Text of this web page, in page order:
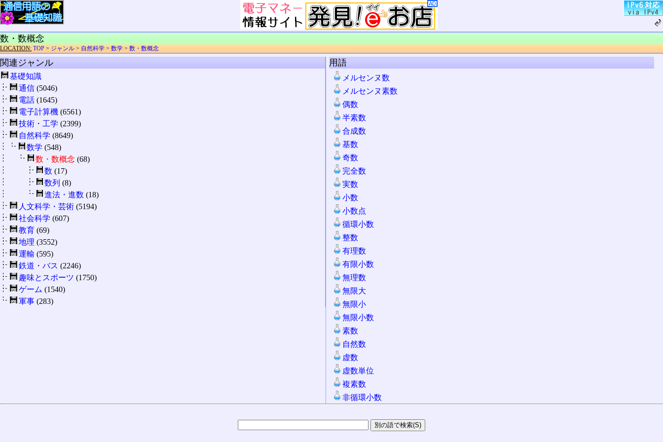
数・数概念
LOCATION: TOP > ジャンル > 自然科学 > 数学 > 数・数概念
関連ジャンル
基礎知識
通信 (5046)
電話 (1645)
電子計算機 (6561)
技術・工学 (2399)
自然科学 (8649)
数学 (548)
数・数概念 (68)
数 (17)
数列 (8)
進法・進数 (18)
人文科学・芸術 (5194)
社会科学 (607)
教育 (69)
地理 (3552)
運輸 (595)
鉄道・バス (2246)
趣味とスポーツ (1750)
ゲーム (1540)
軍事 (283)
用語
メルセンヌ数
メルセンヌ素数
偶数
半素数
合成数
基数
奇数
完全数
実数
小数
小数点
循環小数
整数
有理数
有限小数
無理数
無限大
無限小
無限小数
素数
自然数
虚数
虚数単位
複素数
非循環小数